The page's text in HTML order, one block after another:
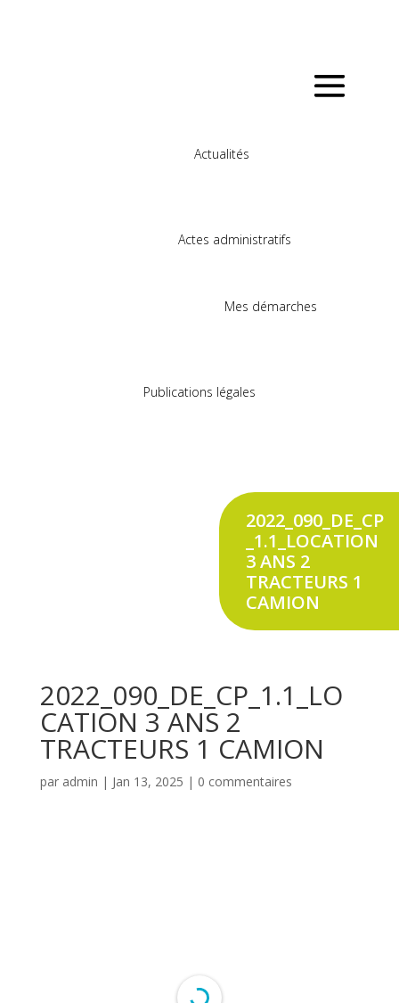
Actualités
Actes administratifs
Mes démarches
Publications légales
2022_090_DE_CP
_1.1_LOCATION
3 ANS 2
TRACTEURS 1
CAMION
2022_090_DE_CP_1.1_LO
CATION 3 ANS 2
TRACTEURS 1 CAMION
par admin | Jan 13, 2025 | 0 commentaires